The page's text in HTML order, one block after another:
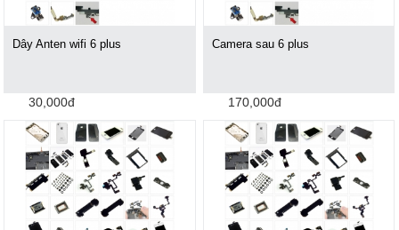
Dây Anten wifi 6 plus
30,000đ
Camera sau 6 plus
170,000đ